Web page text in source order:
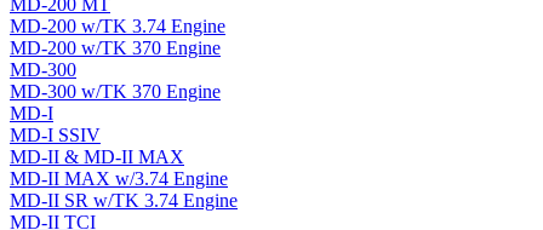
MD-200 MT
MD-200 w/TK 3.74 Engine
MD-200 w/TK 370 Engine
MD-300
MD-300 w/TK 370 Engine
MD-I
MD-I SSIV
MD-II & MD-II MAX
MD-II MAX w/3.74 Engine
MD-II SR w/TK 3.74 Engine
MD-II TCI